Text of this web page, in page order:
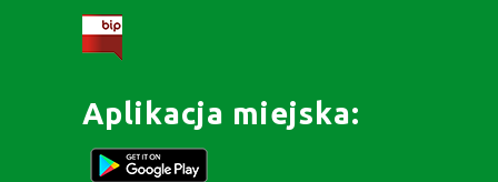
Aplikacja miejska: